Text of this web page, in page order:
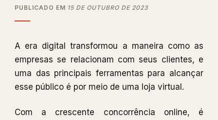
PUBLICADO EM 15 DE OUTUBRO DE 2023
A era digital transformou a maneira como as
empresas se relacionam com seus clientes, e
uma das principais ferramentas para alcançar
esse público é por meio de uma loja virtual.
Com a crescente concorrência online, é